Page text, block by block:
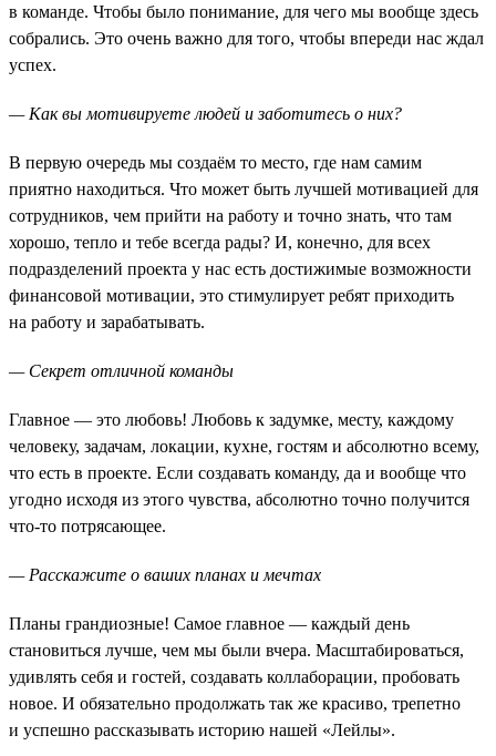
в команде. Чтобы было понимание, для чего мы вообще здесь
собрались. Это очень важно для того, чтобы впереди нас ждал
успех.
— Как вы мотивируете людей и заботитесь о них?
В первую очередь мы создаём то место, где нам самим
приятно находиться. Что может быть лучшей мотивацией для
сотрудников, чем прийти на работу и точно знать, что там
хорошо, тепло и тебе всегда рады? И, конечно, для всех
подразделений проекта у нас есть достижимые возможности
финансовой мотивации, это стимулирует ребят приходить
на работу и зарабатывать.
— Секрет отличной команды
Главное — это любовь! Любовь к задумке, месту, каждому
человеку, задачам, локации, кухне, гостям и абсолютно всему,
что есть в проекте. Если создавать команду, да и вообще что
угодно исходя из этого чувства, абсолютно точно получится
что-то потрясающее.
— Расскажите о ваших планах и мечтах
Планы грандиозные! Самое главное — каждый день
становиться лучше, чем мы были вчера. Масштабироваться,
удивлять себя и гостей, создавать коллаборации, пробовать
новое. И обязательно продолжать так же красиво, трепетно
и успешно рассказывать историю нашей «Лейлы».